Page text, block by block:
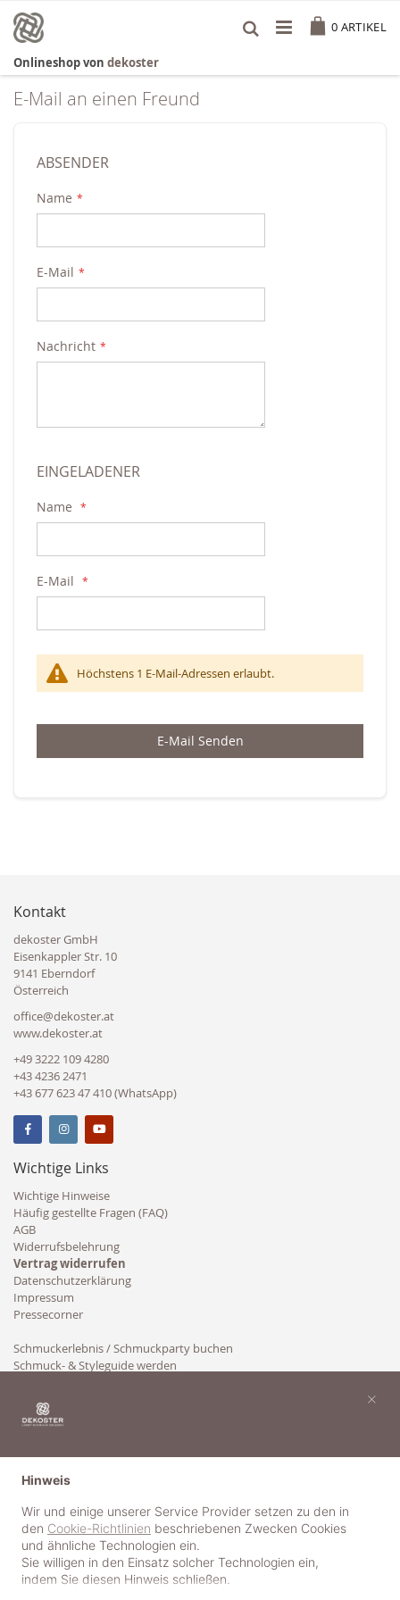
Inhalt
springen
0 ARTIKEL
Onlineshop von dekoster
E-Mail an einen Freund
ABSENDER
Name
E-Mail
Nachricht
EINGELADENER
Name
E-Mail
Höchstens 1 E-Mail-Adressen erlaubt.
E-Mail Senden
Kontakt
dekoster GmbH
Eisenkappler Str. 10
9141 Eberndorf
Österreich
office@dekoster.at
www.dekoster.at
+49 3222 109 4280
+43 4236 2471
+43 677 623 47 410 (WhatsApp)
Wichtige Links
Wichtige Hinweise
Häufig gestellte Fragen (FAQ)
AGB
Widerrufsbelehrung
Vertrag widerrufen
Datenschutzerklärung
Impressum
Pressecorner
Schmuckerlebnis / Schmuckparty buchen
Schmuck- & Styleguide werden
Hinweis
Wir und einige unserer Service Provider setzen zu den in
den Cookie-Richtlinien beschriebenen Zwecken Cookies
und ähnliche Technologien ein.
Sie willigen in den Einsatz solcher Technologien ein,
indem Sie diesen Hinweis schließen.
×